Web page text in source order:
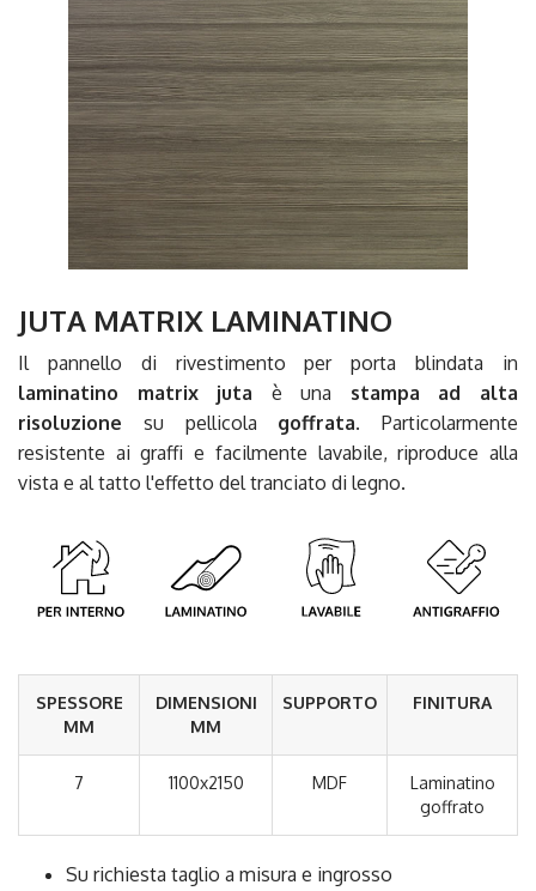
JUTA MATRIX LAMINATINO
Il pannello di rivestimento per porta blindata in
laminatino matrix juta è una stampa ad alta
risoluzione su pellicola goffrata. Particolarmente
resistente ai graffi e facilmente lavabile, riproduce alla
vista e al tatto l'effetto del tranciato di legno.
SPESSORE
MM
DIMENSIONI
MM
SUPPORTO FINITURA
7 1100x2150 MDF
Laminatino
goffrato
Su richiesta taglio a misura e ingrosso